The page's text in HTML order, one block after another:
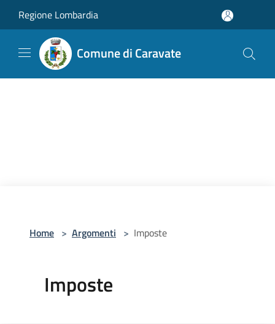
Regione Lombardia
Comune di Caravate
Home > Argomenti > Imposte
Imposte